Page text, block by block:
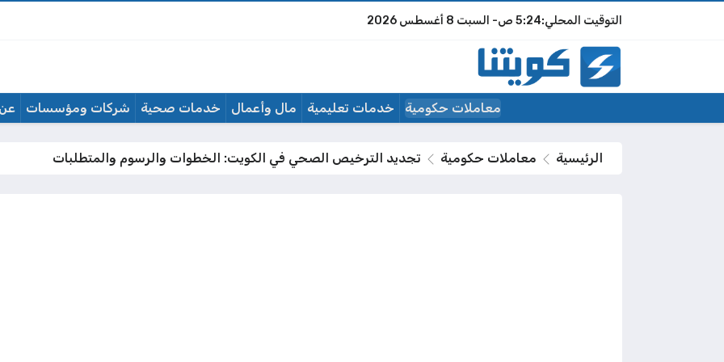
5:24 ص السبت 8 أغسطس 2026
معاملات حكومية خدمات تعليمية مال وأعمال خدمات صحية شركات ومؤسسات
الرئيسية معاملات حكومية تجديد الترخيص الصحي في الكويت: الخطوات والرسوم والمتطلبات